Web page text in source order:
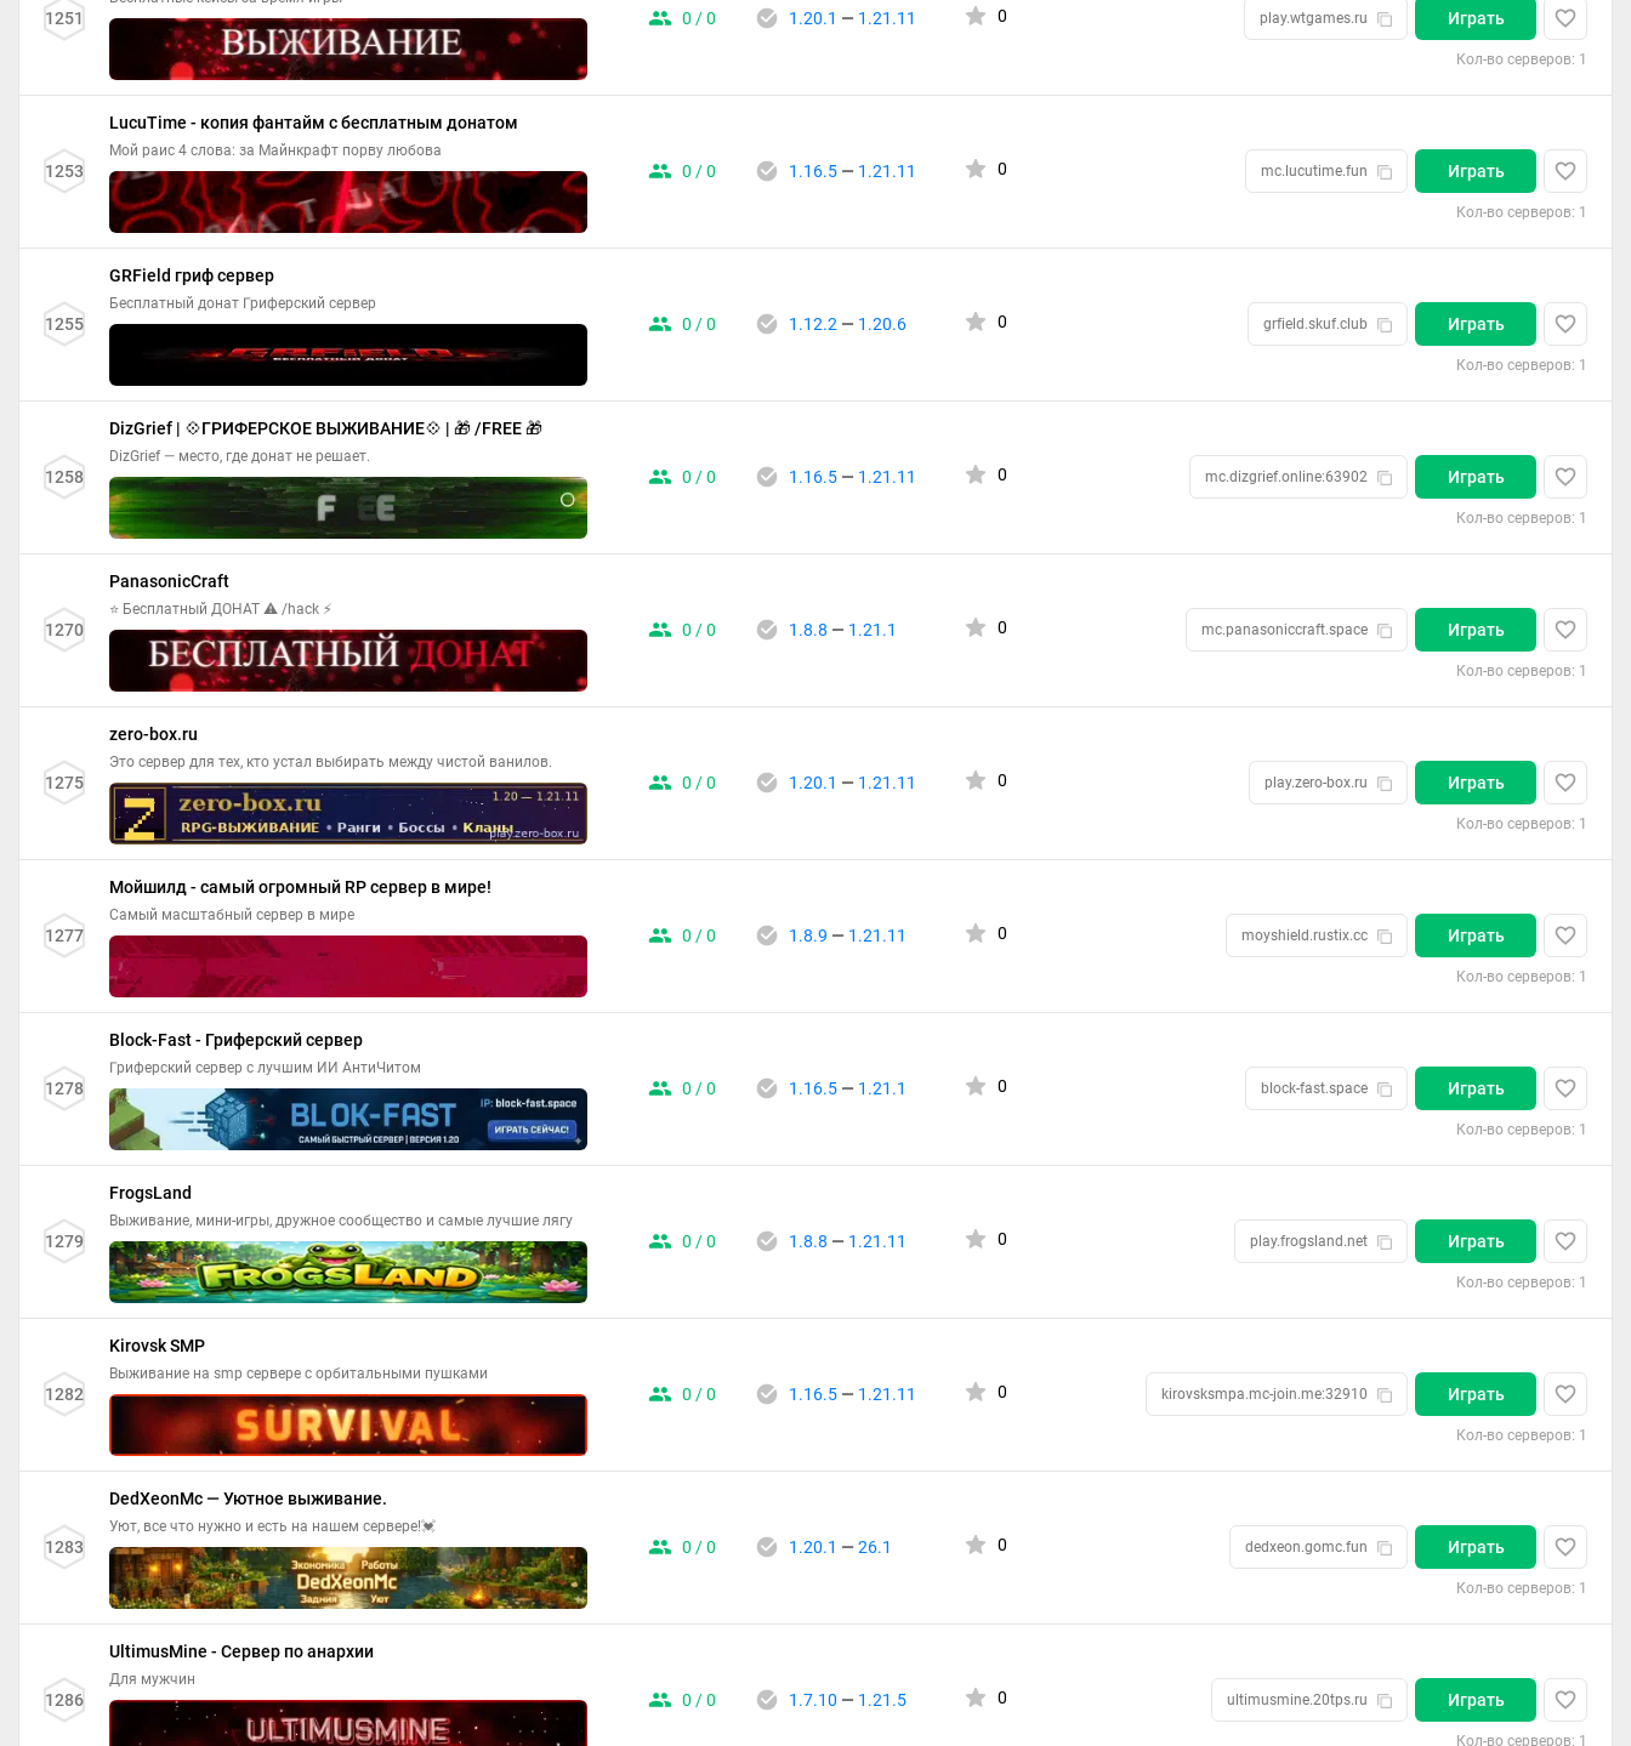
1251 0 / 0 1.20.1 — 1.21.11 0 play.wtgames.ru Играть
Кол-во серверов: 1
1253
LucuTime - копия фантайм с бесплатным донатом
Мой раис 4 слова: за Майнкрафт порву любова
0 / 0 1.16.5 — 1.21.11 0 mc.lucutime.fun Играть
Кол-во серверов: 1
1255
GRField гриф сервер
Бесплатный донат Гриферский сервер
0 / 0 1.12.2 — 1.20.6 0 grfield.skuf.club Играть
Кол-во серверов: 1
1258
DizGrief | 💠ГРИФЕРСКОЕ ВЫЖИВАНИЕ💠 | 🎁 /FREE 🎁
DizGrief — место, где донат не решает.
0 / 0 1.16.5 — 1.21.11 0 mc.dizgrief.online:63902 Играть
Кол-во серверов: 1
1270
PanasonicCraft
⭐ Бесплатный ДОНАТ ⚠ /hack ⚡
0 / 0 1.8.8 — 1.21.1 0 mc.panasoniccraft.space Играть
Кол-во серверов: 1
1275
zero-box.ru
Это сервер для тех, кто устал выбирать между чистой ванилов.
0 / 0 1.20.1 — 1.21.11 0 play.zero-box.ru Играть
Кол-во серверов: 1
1277
Мойшилд - самый огромный RP сервер в мире!
Самый масштабный сервер в мире
0 / 0 1.8.9 — 1.21.11 0 moyshield.rustix.cc Играть
Кол-во серверов: 1
1278
Block-Fast - Гриферский сервер
Гриферский сервер с лучшим ИИ АнтиЧитом
0 / 0 1.16.5 — 1.21.1 0 block-fast.space Играть
Кол-во серверов: 1
1279
FrogsLand
Выживание, мини-игры, дружное сообщество и самые лучшие лягу
0 / 0 1.8.8 — 1.21.11 0 play.frogsland.net Играть
Кол-во серверов: 1
1282
Kirovsk SMP
Выживание на smp сервере с орбитальными пушками
0 / 0 1.16.5 — 1.21.11 0 kirovsksmpa.mc-join.me:32910 Играть
Кол-во серверов: 1
1283
DedXeonMc — Уютное выживание.
Уют, все что нужно и есть на нашем сервере!💓
0 / 0 1.20.1 — 26.1 0 dedxeon.gomc.fun Играть
Кол-во серверов: 1
1286
UltimusMine - Сервер по анархии
Для мужчин
0 / 0 1.7.10 — 1.21.5 0 ultimusmine.20tps.ru Играть
Кол-во серверов: 1